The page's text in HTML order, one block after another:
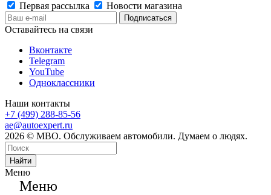
Первая рассылка
Новости магазина
Оставайтесь на связи
Вконтакте
Telegram
YouTube
Одноклассники
Наши контакты
+7 (499) 288-85-56
ae@autoexpert.ru
2026 © МВО. Обслуживаем автомобили. Думаем о людях.
Найти
Меню
Меню